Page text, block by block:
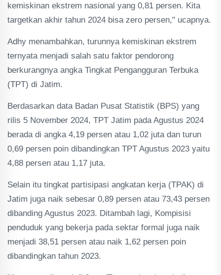
kemiskinan ekstrem nasional yang 0,81 persen. Kita
targetkan akhir tahun 2024 bisa zero persen," ucapnya.
Adhy menambahkan, turunnya kemiskinan ekstrem
ternyata menjadi salah satu faktor pendorong
berkurangnya angka Tingkat Pengangguran Terbuka
(TPT) di Jatim.
Berdasarkan data Badan Pusat Statistik (BPS) yang
rilis 5 November 2024, TPT Jatim pada Agustus 2024
berada di angka 4,19 persen atau 1,02 juta dan turun
0,69 persen poin dibandingkan TPT Agustus 2023 yaitu
4,88 persen atau 1,17 juta.
Selain itu tingkat partisipasi angkatan kerja (TPAK) di
Jatim juga naik sebesar 0,89 persen atau 73,43 persen
dibanding Agustus 2023. Ditambah lagi, Kompisisi
penduduk yang bekerja pada sektar formal juga naik
menjadi 38,51 persen atau naik 1,62 persen poin
dibandingkan tahun 2023.